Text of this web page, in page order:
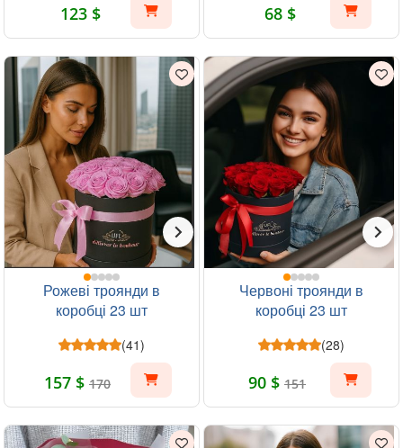
123 $ 68 $
Рожеві троянди в
коробці 23 шт
(41)
157 $ 170
Червоні троянди в
коробці 23 шт
(28)
90 $ 151